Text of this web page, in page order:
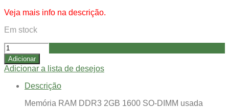
Veja mais info na descrição.
Em stock
Quantidade
de
Usada
-
Memória
DDR3
Adicionar
Adicionar a lista de desejos
Descrição
Memória RAM DDR3 2GB 1600 SO-DIMM usada